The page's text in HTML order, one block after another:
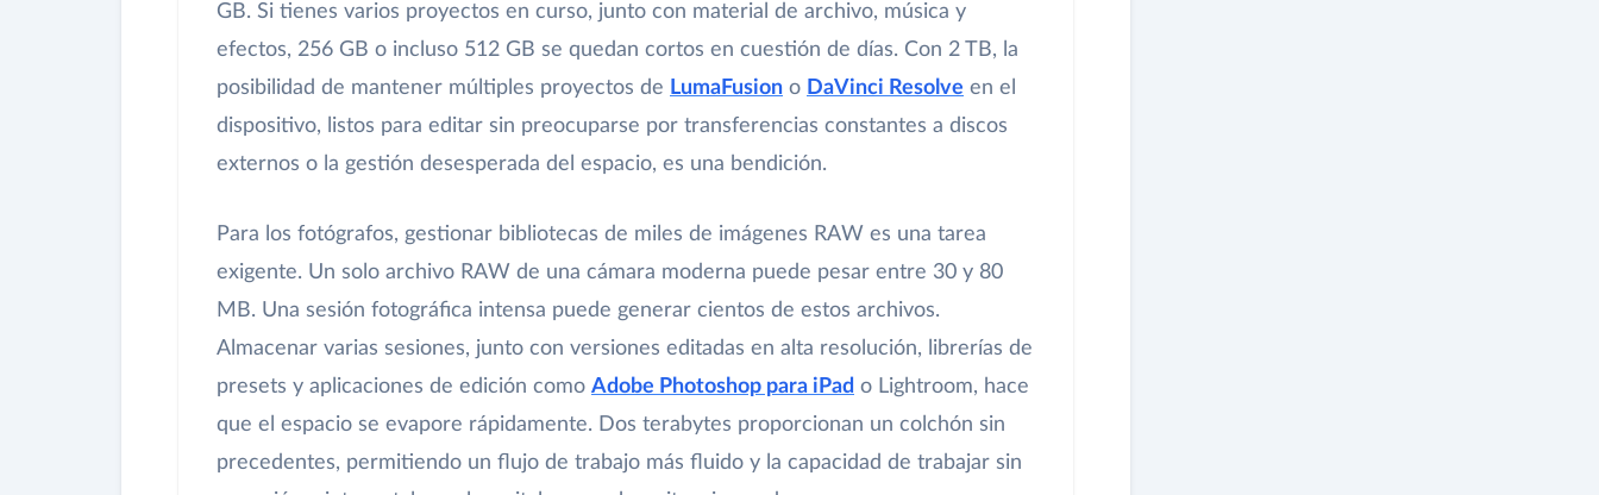
GB. Si tienes varios proyectos en curso, junto con material de archivo, música y
efectos, 256 GB o incluso 512 GB se quedan cortos en cuestión de días. Con 2 TB, la
posibilidad de mantener múltiples proyectos de LumaFusion o DaVinci Resolve en el
dispositivo, listos para editar sin preocuparse por transferencias constantes a discos
externos o la gestión desesperada del espacio, es una bendición.
Para los fotógrafos, gestionar bibliotecas de miles de imágenes RAW es una tarea
exigente. Un solo archivo RAW de una cámara moderna puede pesar entre 30 y 80
MB. Una sesión fotográfica intensa puede generar cientos de estos archivos.
Almacenar varias sesiones, junto con versiones editadas en alta resolución, librerías de
presets y aplicaciones de edición como Adobe Photoshop para iPad o Lightroom, hace
que el espacio se evapore rápidamente. Dos terabytes proporcionan un colchón sin
precedentes, permitiendo un flujo de trabajo más fluido y la capacidad de trabajar sin